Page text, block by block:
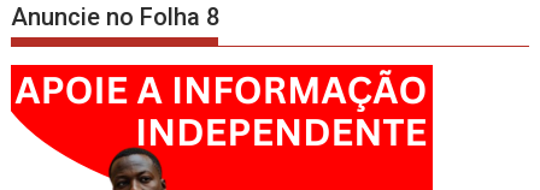
Anuncie no Folha 8